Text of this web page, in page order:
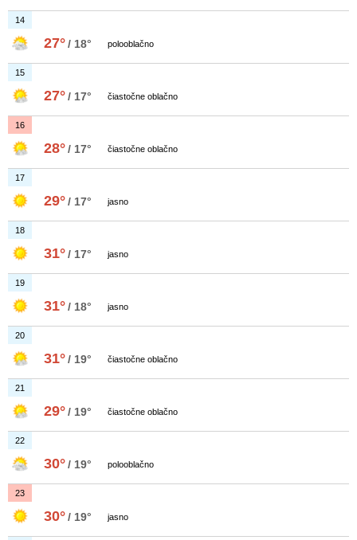
14
27°/ 18° polooblačno
15
27°/ 17° čiastočne oblačno
16
28°/ 17° čiastočne oblačno
17
29°/ 17° jasno
18
31°/ 17° jasno
19
31°/ 18° jasno
20
31°/ 19° čiastočne oblačno
21
29°/ 19° čiastočne oblačno
22
30°/ 19° polooblačno
23
30°/ 19° jasno